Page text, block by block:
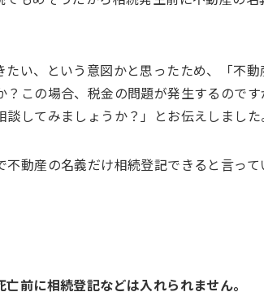
い、という意図かと思ったため、「不動
この場合、税金の問題が発生するので
してみましょうか？」とお伝えしまし
動産の名義だけ相続登記できると言って
前に相続登記などは入れられません。